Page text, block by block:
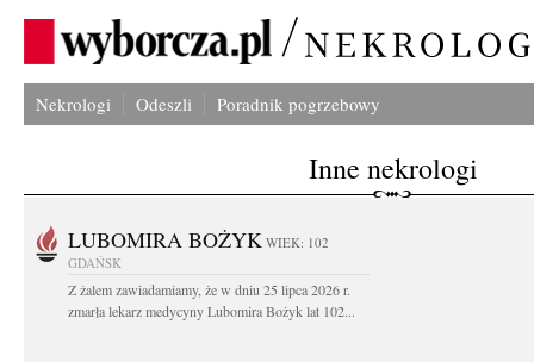
Nekrologi Odeszli Poradnik pogrzebowy
Inne nekrologi
LUBOMIRA BOŻYK WIEK: 102
GDAŃSK
Z żalem zawiadamiamy, że w dniu 25 lipca 2026 r.
zmarła lekarz medycyny Lubomira Bożyk lat 102...